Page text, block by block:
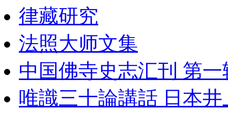
律藏研究
法照大师文集
中国佛寺史志汇刊 第
唯識三十論講話 日本井